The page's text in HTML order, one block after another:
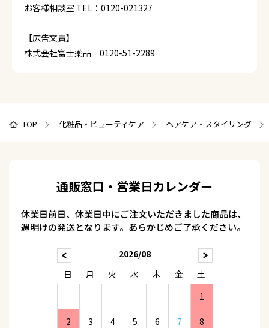
お客様相談室 TEL：0120-021327
【広告文責】
株式会社富士薬品 0120-51-2289
TOP 化粧品・ビューティケア ヘアケア・スタイリング
通販窓口・営業日カレンダー
休業日前日、休業日中にご注文いただきました商品は、
週明けの発送となります。あらかじめご了承ください。
2026/08
日
月 火 水 木 金
土
1
2 3 4 5 6 7 8